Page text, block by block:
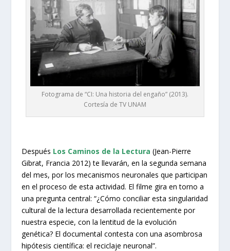
Fotograma de “CI: Una historia del engaño” (2013).
Cortesía de TV UNAM
Después Los Caminos de la Lectura (Jean-Pierre
Gibrat, Francia 2012) te llevarán, en la segunda semana
del mes, por los mecanismos neuronales que participan
en el proceso de esta actividad. El filme gira en torno a
una pregunta central: “¿Cómo conciliar esta singularidad
cultural de la lectura desarrollada recientemente por
nuestra especie, con la lentitud de la evolución
genética? El documental contesta con una asombrosa
hipótesis científica: el reciclaje neuronal”.